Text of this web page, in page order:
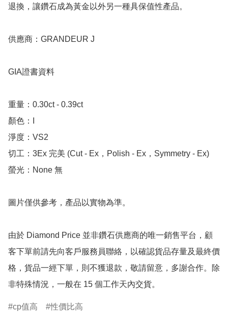
退換，讓鑽石成為黃金以外另一種具保值性產品。
供應商：GRANDEUR J
GIA證書資料
重量：0.30ct - 0.39ct
顏色：I
淨度：VS2
切工：3Ex 完美 (Cut - Ex，Polish - Ex，Symmetry - Ex)
螢光：None 無
圖片僅供參考，產品以實物為準。
由於 Diamond Price 並非鑽石供應商的唯一銷售平台，顧
客下單前請先向客戶服務員聯絡，以確認貨品存量及最終價
格，貨品一經下單，則不獲退款，敬請留意，多謝合作。除
非特殊情況，一般在 15 個工作天內交貨。
cp值高 性價比高